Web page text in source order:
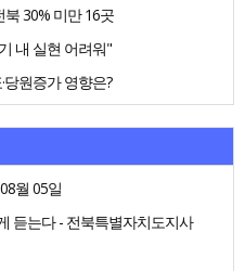
30% 미만 16곳
내 실현 어려워"
당원증가 영향은?
월 05일
듣는다 - 전북특별자치도지사